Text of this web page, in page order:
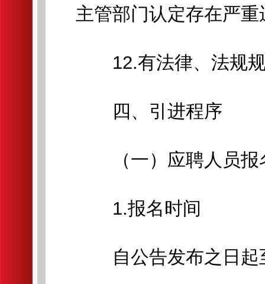
主管部门认定存在严
12.有法律、法规规
四、引进程序
（一）应聘人员报
1.报名时间
自公告发布之日起